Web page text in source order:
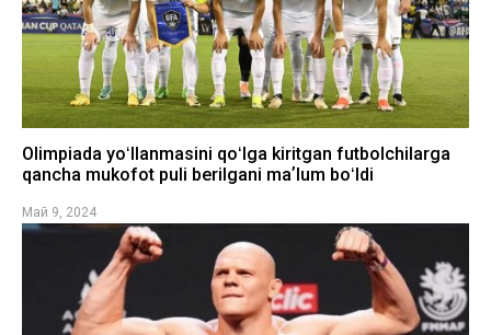
Olimpiada yoʻllanmasini qoʻlga kiritgan futbolchilarga
qancha mukofot puli berilgani maʼlum boʻldi
Май 9, 2024